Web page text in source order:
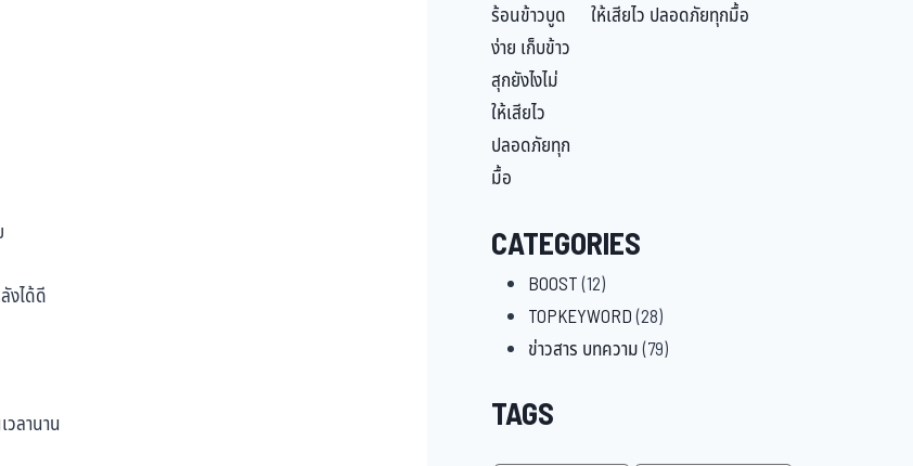
งได้ดี
ลานาน
ให้เสียไว ปลอดภัยทุกมื้อ
CATEGORIES
BOOST(12)
TOPKEYWORD(28)
ข่าวสาร บทความ(79)
TAGS